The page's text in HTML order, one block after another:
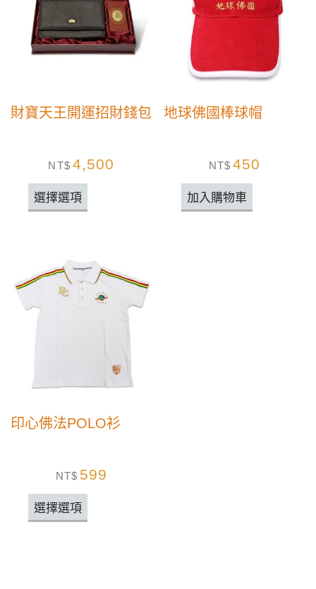
財寶天王開運招財錢包
NT$ 4,500
選擇選項
地球佛國棒球帽
NT$ 450
加入購物車
印心佛法POLO衫
NT$ 599
選擇選項